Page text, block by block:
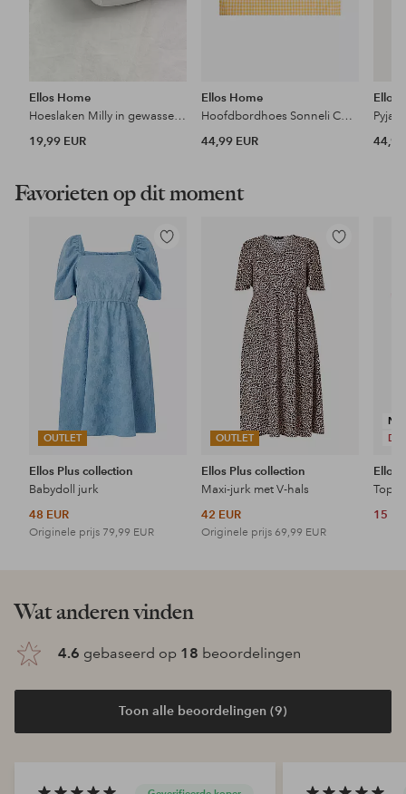
Ellos Home
Hoeslaken Milly in gewassen katoen
19,99 EUR
Ellos Home
Hoofdbordhoes Sonneli Check in katoen
44,99 EUR
Ellos
44,99
Favorieten op dit moment
OUTLET
Toevoegen
aan
favorieten
Ellos Plus collection
Babydoll jurk
48 EUR
Originele prijs 79,99 EUR
OUTLET
Toevoegen
Ellos Plus collection
Maxi-jurk met V-hals
42 EUR
Originele prijs 69,99 EUR
Ellos
Topje
15
Wat anderen vinden
4.6 gebaseerd op 18 beoordelingen
Toon alle beoordelingen (9)